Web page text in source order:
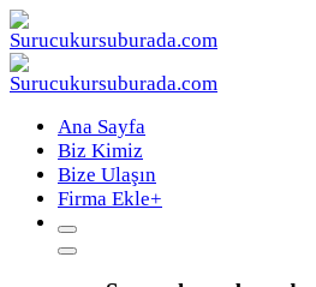
Ana Sayfa
Biz Kimiz
Bize Ulaşın
Firma Ekle+